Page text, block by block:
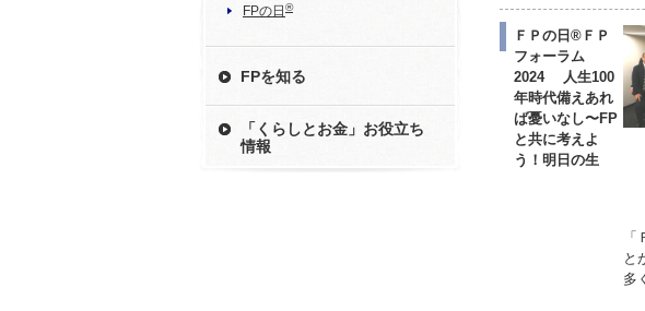
FPの日 ®
FPを知る
「くらしとお金」お役立ち
情報
ＦＰの日®ＦＰ
フォーラム
2024 人生100
年時代備えあれ
ば憂いなし〜FP
と共に考えよ
う！明日の生
と
多